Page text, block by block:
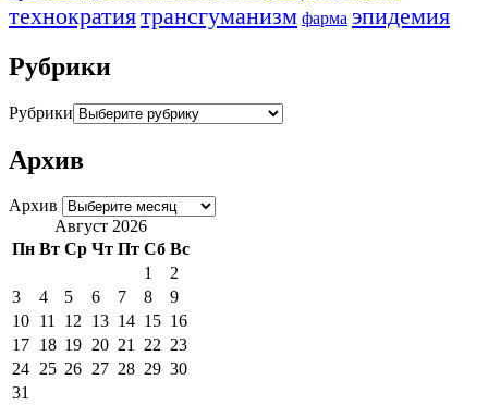
технократиятрансгуманизм фарма эпидемия
Рубрики
Рубрики
Архив
Архив
Август 2026
Пн Вт Ср Чт Пт Сб Вс
1
2
3
4 5 6 7 8
9
10 11 12 13 14 15 16
17 18 19 20 21 22 23
24 25 26 27 28 29 30
31